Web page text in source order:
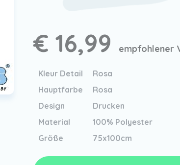
€ 16,99 empfohlener
Kleur Detail
Rosa
Hauptfarbe
Rosa
Design
Drucken
Material
100% Polyester
Größe
75x100cm